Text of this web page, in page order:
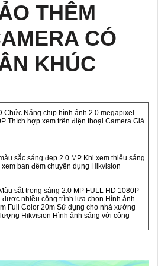
THÊM
CÓ
KHÚC
Chức Năng chip hình ảnh 2.0 megapixel
Thích hợp xem trên điện thoại Camera Giá
sắc sáng đẹp 2.0 MP Khi xem thiếu sáng
xem ban đêm chuyên dụng Hikvision
sắt trong sáng 2.0 MP FULL HD 1080P
được nhiều công trình lựa chọn Hình ảnh
Full Color 20m Sử dụng cho nhà xưởng
Hikvision Hình ảnh sáng với công